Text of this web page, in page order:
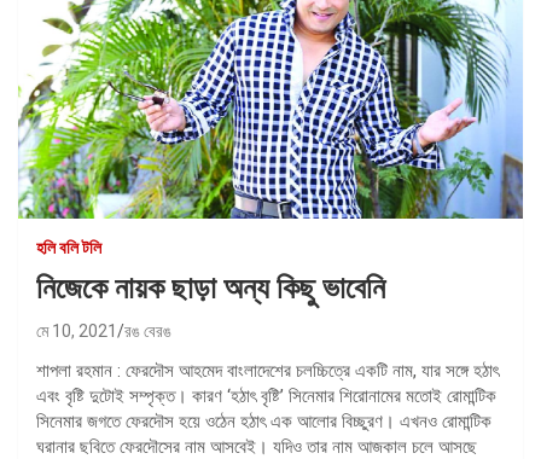
হলি বলি টলি
নিজেকে নায়ক ছাড়া অন্য কিছু ভাবেনি
মে 10, 2021 রঙ বেরঙ
শাপলা রহমান : ফেরদৌস আহমেদ বাংলাদেশের চলচ্চিত্রে একটি নাম, যার সঙ্গে হঠাৎ
এবং বৃষ্টি দুটোই সম্পৃক্ত। কারণ ‘হঠাৎ বৃষ্টি’ সিনেমার শিরোনামের মতোই রোমান্টিক
সিনেমার জগতে ফেরদৌস হয়ে ওঠেন হঠাৎ এক আলোর বিচ্ছুরণ। এখনও রোমান্টিক
ঘরানার ছবিতে ফেরদৌসের নাম আসবেই। যদিও তার নাম আজকাল চলে আসছে